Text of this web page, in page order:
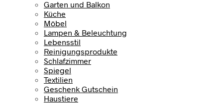
Garten und Balkon
Küche
Möbel
Lampen & Beleuchtung
Lebensstil
Reinigungsprodukte
Schlafzimmer
Spiegel
Textilien
Geschenk Gutschein
Haustiere